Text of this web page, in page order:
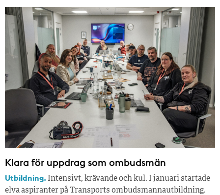
Klara för uppdrag som ombudsmän
Utbildning. Intensivt, krävande och kul. I januari startade
elva aspiranter på Transports ombudsmannautbildning.